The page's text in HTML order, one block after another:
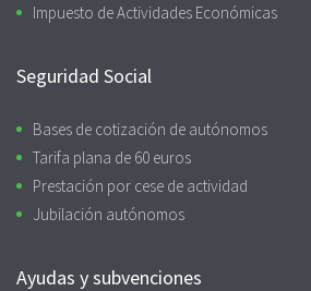
Impuesto de Actividades Económicas
Seguridad Social
Bases de cotización de autónomos
Tarifa plana de 60 euros
Prestación por cese de actividad
Jubilación autónomos
Ayudas y subvenciones